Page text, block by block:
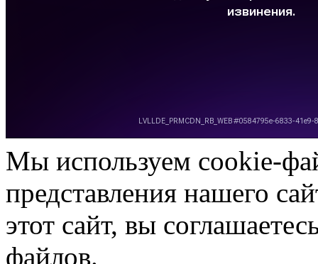
Мы используем cookie-
представления нашего
этот сайт, вы
файлов.